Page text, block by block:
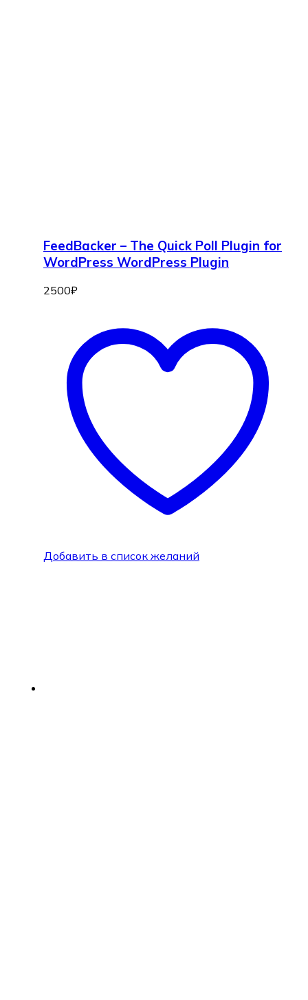
FeedBacker – The Quick Poll Plugin for
WordPress WordPress Plugin
2500₽
Добавить в список желаний